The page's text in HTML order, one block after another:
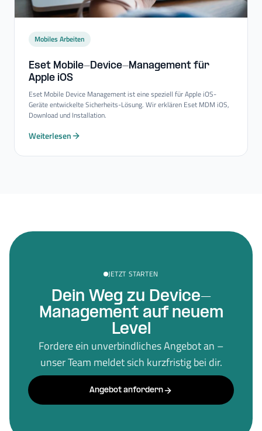
Mobiles Arbeiten
Eset Mobile-​Device-​Management für
Apple iOS
Eset Mobile Device Management ist eine speziell für Apple iOS-
Geräte entwickelte Sicherheits-Lösung. Wir erklären Eset MDM iOS,
Download und Installation.
Weiterlesen
JETZT STARTEN
Dein Weg zu Device-
Management auf neuem
Level
Fordere ein unverbindliches Angebot an –
unser Team meldet sich kurzfristig bei dir.
Angebot anfordern